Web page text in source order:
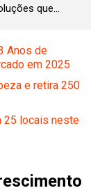
que...
Anos de
em 2025
e retira 250
25 locais neste